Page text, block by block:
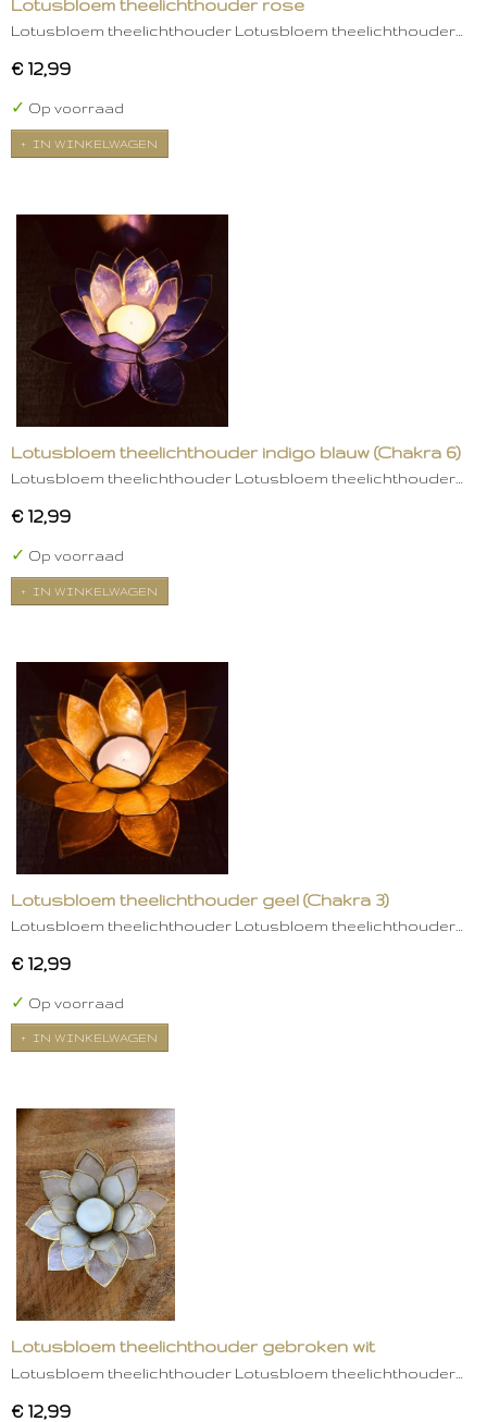
Lotusbloem theelichthouder rose
Lotusbloem theelichthouder Lotusbloem theelichthouder…
€ 12,99
✓ Op voorraad
IN WINKELWAGEN
Lotusbloem theelichthouder indigo blauw (Chakra 6)
Lotusbloem theelichthouder Lotusbloem theelichthouder…
€ 12,99
✓ Op voorraad
IN WINKELWAGEN
Lotusbloem theelichthouder geel (Chakra 3)
Lotusbloem theelichthouder Lotusbloem theelichthouder…
€ 12,99
✓ Op voorraad
IN WINKELWAGEN
Lotusbloem theelichthouder gebroken wit
Lotusbloem theelichthouder Lotusbloem theelichthouder…
€ 12,99